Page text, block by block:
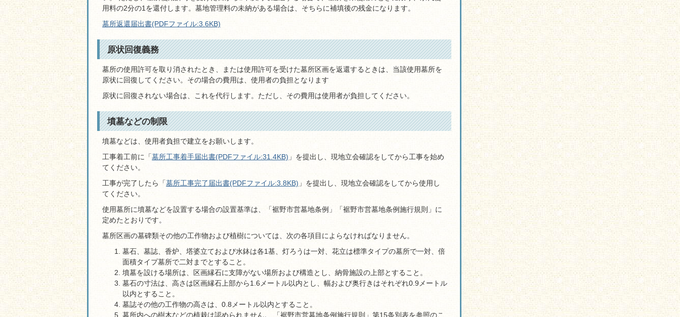
用料の2分の1を還付します。墓地管理料の未納がある場合は、そちらに補填後の残金になります。
墓所返還届出書(PDFファイル:3.6KB)
原状回復義務
墓所の使用許可を取り消されたとき、または使用許可を受けた墓所区画を返還するときは、当該使用墓所を
原状に回復してください。その場合の費用は、使用者の負担となります
原状に回復されない場合は、これを代行します。ただし、その費用は使用者が負担してください。
墳墓などの制限
墳墓などは、使用者負担で建立をお願いします。
工事着工前に「墓所工事着手届出書(PDFファイル:31.4KB) 」を提出し、現地立会確認をしてから工事を始め
てください。
工事が完了したら「墓所工事完了届出書(PDFファイル:3.8KB) 」を提出し、現地立会確認をしてから使用し
てください。
使用墓所に墳墓などを設置する場合の設置基準は、「裾野市営墓地条例」「裾野市営墓地条例施行規則」に
定めたとおりです。
墓所区画の墓碑類その他の工作物および植樹については、次の各項目によらなければなりません。
墓石、墓誌、香炉、塔婆立ておよび水鉢は各1基、灯ろうは一対、花立は標準タイプの墓所で一対、倍
面積タイプ墓所で二対までとすること。
墳墓を設ける場所は、区画縁石に支障がない場所および構造とし、納骨施設の上部とすること。
墓石の寸法は、高さは区画縁石上部から1.6メートル以内とし、幅および奥行きはそれぞれ0.9メートル
以内とすること。
墓誌その他の工作物の高さは、0.8メートル以内とすること。
墓所内への樹木などの植栽は認められません。 「裾野市営墓地条例施行規則」第15条別表を参照のこ